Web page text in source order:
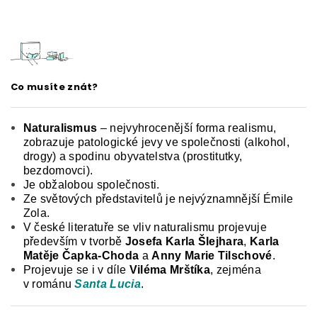
Co musíte znát?
Naturalismus – nejvyhrocenější forma realismu,
zobrazuje patologické jevy ve společnosti (alkohol,
drogy) a spodinu obyvatelstva (prostitutky,
bezdomovci).
Je obžalobou společnosti.
Ze světových představitelů je nejvýznamnější Émile
Zola.
V české literatuře se vliv naturalismu projevuje
především v tvorbě Josefa Karla Šlejhara, Karla
Matěje Čapka-Choda aAnny Marie Tilschové.
Projevuje se i v díle Viléma Mrštíka, zejména
v románuSanta Lucia.